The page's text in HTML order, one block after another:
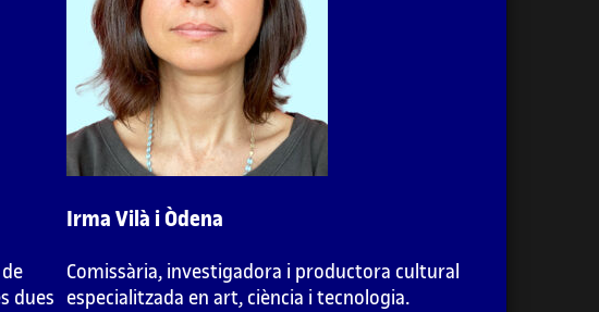
posen en context diverses evolucions històriques,
de la instal·lació audiovisual.
i integradora, posarem l’èmfasi en la instal·lació
dues
Irma Vilà i Òdena
Comissària, investigadora i productora cultural
especialitzada en art, ciència i tecnologia.